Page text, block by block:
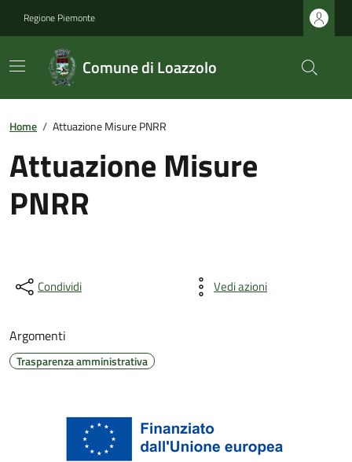
Regione Piemonte
Comune di Loazzolo
Home / Attuazione Misure PNRR
Attuazione Misure
PNRR
Condividi Vedi azioni
Argomenti
Trasparenza amministrativa